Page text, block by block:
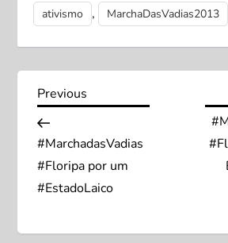
ativismo , MarchaDasVadias2013
N
a
v
Previous
Post
Previous
#MarchadasVadias
#Floripa por um
#EstadoLaico